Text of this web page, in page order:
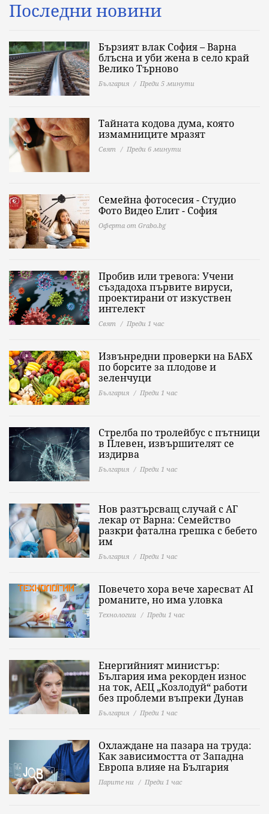
Последни новини
Бързият влак София – Варна
блъсна и уби жена в село край
Велико Търново
България Преди 5 минути
Тайната кодова дума, която
измамниците мразят
Свят Преди 6 минути
Семейна фотосесия - Студио
Фото Видео Елит - София
Оферта от Grabo.bg
Пробив или тревога: Учени
създадоха първите вируси,
проектирани от изкуствен
интелект
Свят Преди 1 час
Извънредни проверки на БАБХ
по борсите за плодове и
зеленчуци
България Преди 1 час
Стрелба по тролейбус с пътници
в Плевен, извършителят се
издирва
България Преди 1 час
Нов разтърсващ случай с АГ
лекар от Варна: Семейство
разкри фатална грешка с бебето
им
България Преди 1 час
Повечето хора вече харесват AI
романите, но има уловка
Технологии Преди 1 час
Енергийният министър:
България има рекорден износ
на ток, АЕЦ „Козлодуй“ работи
без проблеми въпреки Дунав
България Преди 1 час
Охлаждане на пазара на труда:
Как зависимостта от Западна
Европа влияе на България
Парите ни Преди 1 час